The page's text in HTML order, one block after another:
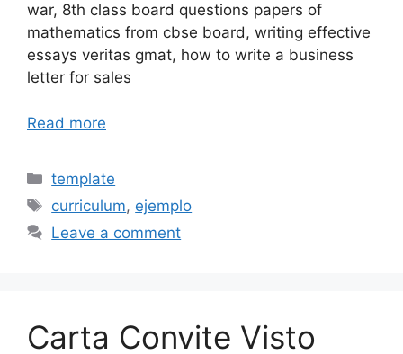
war, 8th class board questions papers of
mathematics from cbse board, writing effective
essays veritas gmat, how to write a business
letter for sales
Read more
Categories
template
Tags
curriculum, ejemplo
Leave a comment
Carta Convite Visto